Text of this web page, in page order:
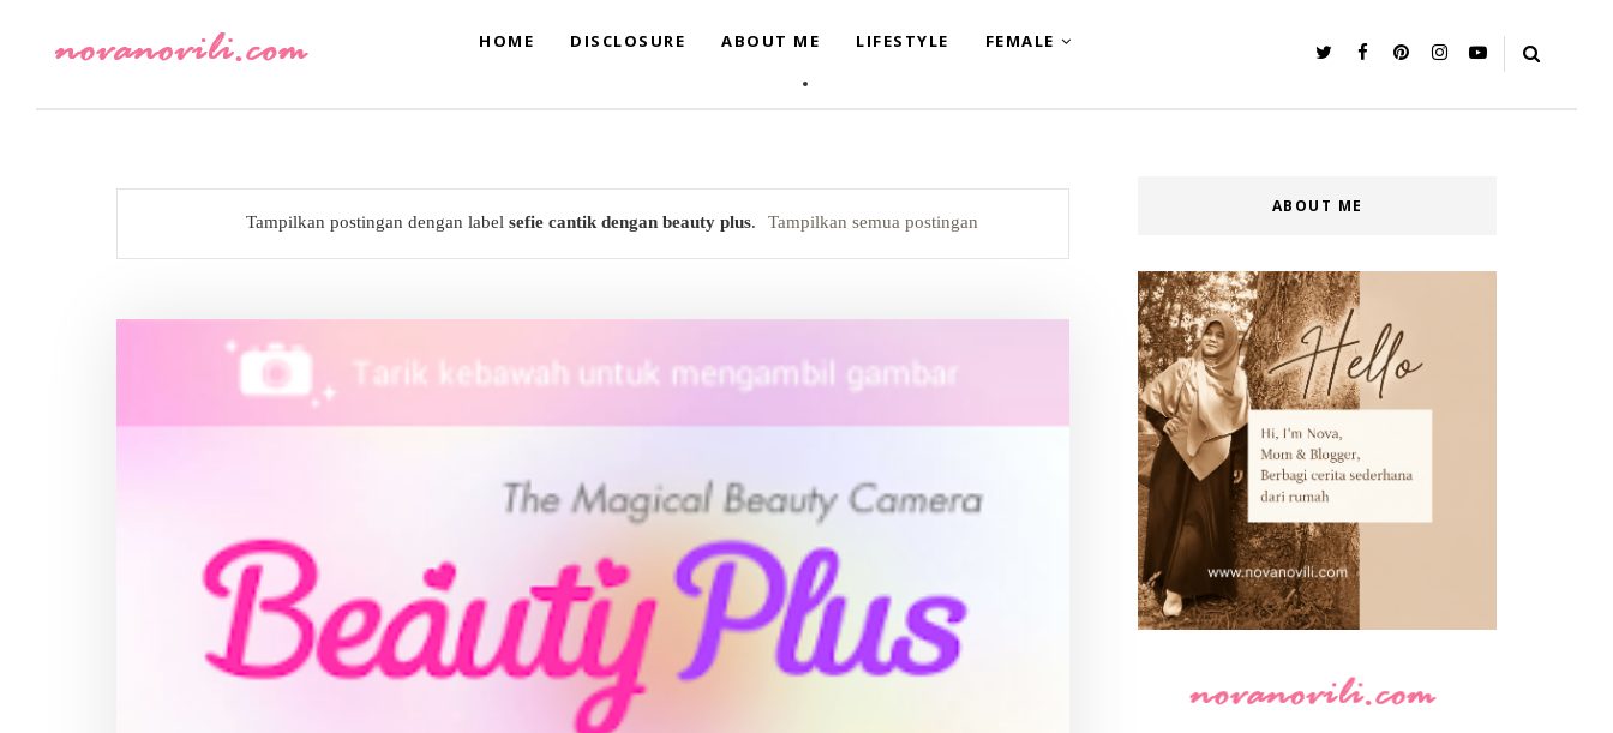
HOME DISCLOSURE ABOUT ME LIFESTYLE FEMALE
Tampilkan postingan dengan label sefie cantik dengan beauty plus. Tampilkan semua postingan
ABOUT ME